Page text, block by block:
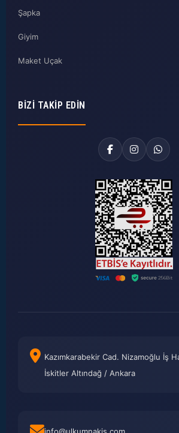
Şapka
Giyim
Maket Uçak
BIZI TAKIP EDIN
Kazımkarabekir Cad. Nizamoğlu İş
İskitler Altındağ / Ankara